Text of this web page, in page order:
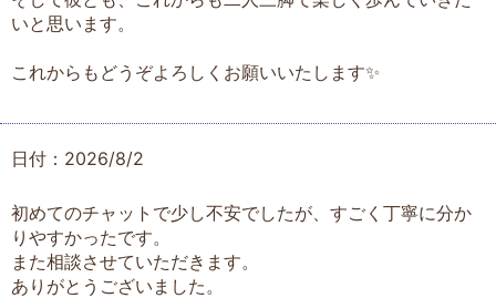
いと思います。
これからもどうぞよろしくお願いいたします✨
日付：2026/8/2
初めてのチャットで少し不安でしたが、すごく丁寧に分か
りやすかったです。
また相談させていただきます。
ありがとうございました。